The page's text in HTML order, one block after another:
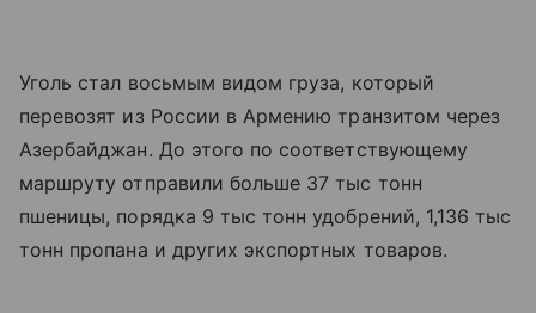
Уголь стал восьмым видом груза, который
перевозят из России в Армению транзитом через
Азербайджан. До этого по соответствующему
маршруту отправили больше 37 тыс тонн
пшеницы, порядка 9 тыс тонн удобрений, 1,136 тыс
тонн пропана и других экспортных товаров.